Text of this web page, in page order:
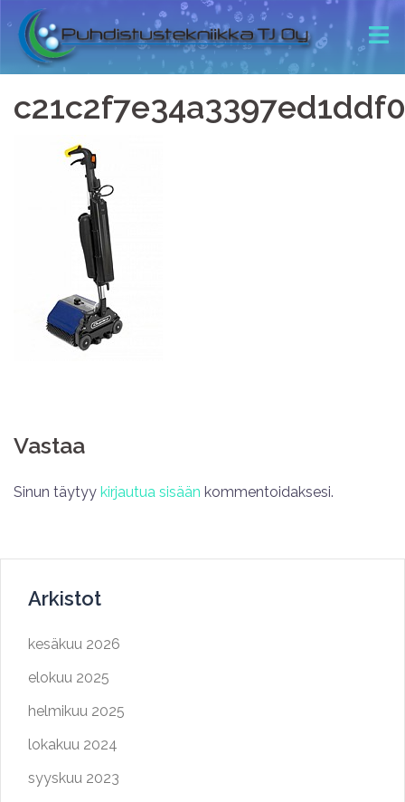
Vastaa
Sinun täytyy kirjautua sisään kommentoidaksesi.
Arkistot
kesäkuu 2026
elokuu 2025
helmikuu 2025
lokakuu 2024
syyskuu 2023